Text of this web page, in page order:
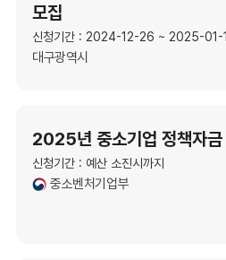
모집
신청기간 : 2024-12-26 ~ 2025-01-
대구광역시
2025년 중소기업 정책자금
신청기간 : 예산 소진시까지
중소벤처기업부